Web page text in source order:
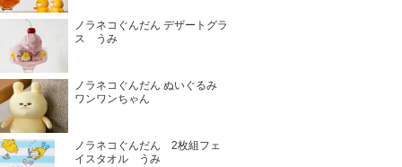
ノラネコぐんだん デザートグラ
ス うみ
ノラネコぐんだん ぬいぐるみ
ワンワンちゃん
ノラネコぐんだん 2枚組フェ
イスタオル うみ